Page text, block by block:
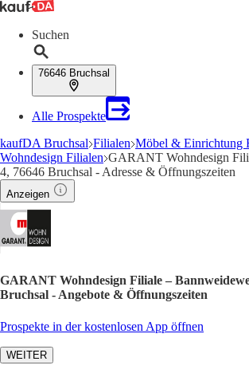
Suchen
76646 Bruchsal
Alle Prospekte
kaufDA Bruchsal Filialen Möbel & Einrichtung
Wohndesign Filialen GARANT Wohndesign
4, 76646 Bruchsal - Adresse & Öffnungszeiten
Anzeigen
GARANT Wohndesign Filiale –
Bruchsal - Angebote & Öffnungszeiten
Prospekte in der kostenlosen App öffnen
WEITER